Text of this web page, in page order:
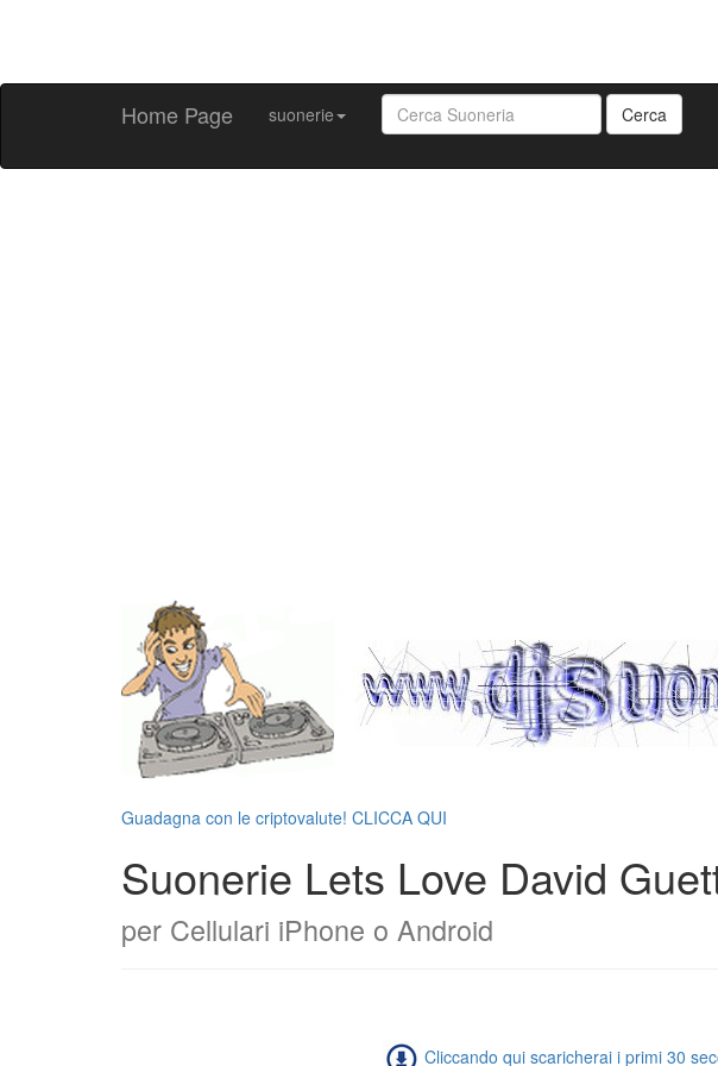
Home Page suonerie Cerca
Guadagna con le criptovalute! CLICCA QUI
Suonerie Lets Love David
per Cellulari iPhone o Android
Cliccando qui scaricherai i primi 30